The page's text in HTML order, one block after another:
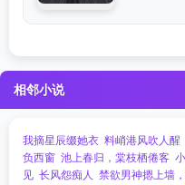
相邻小说
我摘星辰缀她衣 料峭港风吹人醒
负西窗 池上春归，棠枝栖倦客
见 长风怨痴人 禁欲男神摁上墙